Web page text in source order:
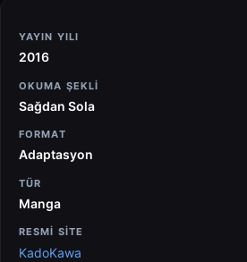
YAYIN YILI
2016
OKUMA ŞEKLI
Sağdan Sola
FORMAT
Adaptasyon
TÜR
Manga
RESMİ SİTE
KadoKawa